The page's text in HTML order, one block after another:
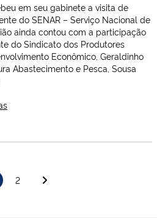
em seu gabinete a visita de
do SENAR – Serviço Nacional de
ainda contou com a participação
do Sindicato dos Produtores
Econômico, Geraldinho
Abastecimento e Pesca, Sousa
2